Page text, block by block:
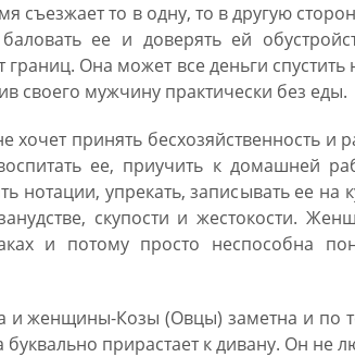
съезжает то в одну, то в другую
ее и доверять ей
Она может все деньги спустить
своего мужчину практически без еды.
принять бесхозяйственность и
ее, приучить к домашней
нотации, упрекать, записывать ее на
скупости и жестокости.
и потому просто неспособна
и женщины-Козы (Овцы) заметна и по
прирастает к дивану. Он не